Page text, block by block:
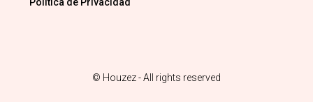
© Houzez - All rights reserved